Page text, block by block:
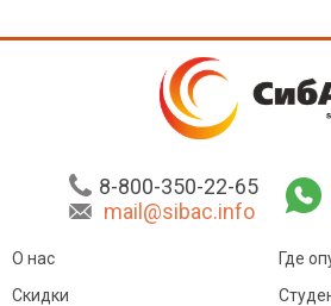
8-800-350-22-65
mail@sibac.info
О нас
Скидки
Где